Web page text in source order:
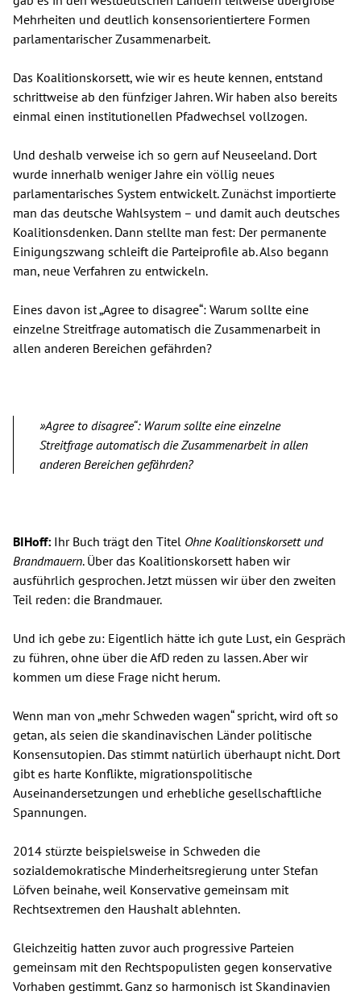
Mehrheiten und deutlich konsensorientiertere Formen
parlamentarischer Zusammenarbeit.
Das Koalitionskorsett, wie wir es heute kennen, entstand
schrittweise ab den fünfziger Jahren. Wir haben also bereits
einmal einen institutionellen Pfadwechsel vollzogen.
Und deshalb verweise ich so gern auf Neuseeland. Dort
wurde innerhalb weniger Jahre ein völlig neues
parlamentarisches System entwickelt. Zunächst importierte
man das deutsche Wahlsystem – und damit auch deutsches
Koalitionsdenken. Dann stellte man fest: Der permanente
Einigungszwang schleift die Parteiprofile ab. Also begann
man, neue Verfahren zu entwickeln.
Eines davon ist „Agree to disagree“: Warum sollte eine
einzelne Streitfrage automatisch die Zusammenarbeit in
allen anderen Bereichen gefährden?
»Agree to disagree“: Warum sollte eine einzelne
Streitfrage automatisch die Zusammenarbeit in allen
anderen Bereichen gefährden?
BIHoff: Ihr Buch trägt den Titel Ohne Koalitionskorsett und
Brandmauern. Über das Koalitionskorsett haben wir
ausführlich gesprochen. Jetzt müssen wir über den zweiten
Teil reden: die Brandmauer.
Und ich gebe zu: Eigentlich hätte ich gute Lust, ein Gespräch
zu führen, ohne über die AfD reden zu lassen. Aber wir
kommen um diese Frage nicht herum.
Wenn man von „mehr Schweden wagen“ spricht, wird oft so
getan, als seien die skandinavischen Länder politische
Konsensutopien. Das stimmt natürlich überhaupt nicht. Dort
gibt es harte Konflikte, migrationspolitische
Auseinandersetzungen und erhebliche gesellschaftliche
Spannungen.
2014 stürzte beispielsweise in Schweden die
sozialdemokratische Minderheitsregierung unter Stefan
Löfven beinahe, weil Konservative gemeinsam mit
Rechtsextremen den Haushalt ablehnten.
Gleichzeitig hatten zuvor auch progressive Parteien
gemeinsam mit den Rechtspopulisten gegen konservative
Vorhaben gestimmt. Ganz so harmonisch ist Skandinavien